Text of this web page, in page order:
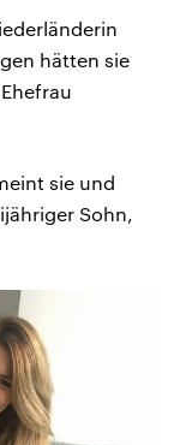
hätten sie
sie und
Sohn,